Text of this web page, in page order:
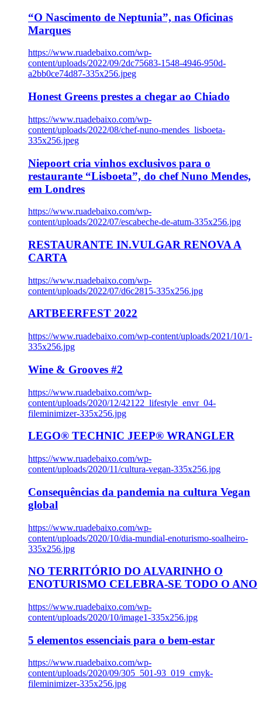
“O Nascimento de Neptunia”, nas Oficinas
Marques
https://www.ruadebaixo.com/wp-
content/uploads/2022/09/2dc75683-1548-4946-950d-
a2bb0ce74d87-335x256.jpeg
Honest Greens prestes a chegar ao Chiado
https://www.ruadebaixo.com/wp-
content/uploads/2022/08/chef-nuno-mendes_lisboeta-
335x256.jpeg
Niepoort cria vinhos exclusivos para o
restaurante “Lisboeta”, do chef Nuno Mendes,
em Londres
https://www.ruadebaixo.com/wp-
content/uploads/2022/07/escabeche-de-atum-335x256.jpg
RESTAURANTE IN.VULGAR RENOVA A
CARTA
https://www.ruadebaixo.com/wp-
content/uploads/2022/07/d6c2815-335x256.jpg
ARTBEERFEST 2022
https://www.ruadebaixo.com/wp-content/uploads/2021/10/1-
335x256.jpg
Wine & Grooves #2
https://www.ruadebaixo.com/wp-
content/uploads/2020/12/42122_lifestyle_envr_04-
fileminimizer-335x256.jpg
LEGO® TECHNIC JEEP® WRANGLER
https://www.ruadebaixo.com/wp-
content/uploads/2020/11/cultura-vegan-335x256.jpg
Consequências da pandemia na cultura Vegan
global
https://www.ruadebaixo.com/wp-
content/uploads/2020/10/dia-mundial-enoturismo-soalheiro-
335x256.jpg
NO TERRITÓRIO DO ALVARINHO O
ENOTURISMO CELEBRA-SE TODO O ANO
https://www.ruadebaixo.com/wp-
content/uploads/2020/10/image1-335x256.jpg
5 elementos essenciais para o bem-estar
https://www.ruadebaixo.com/wp-
content/uploads/2020/09/305_501-93_019_cmyk-
fileminimizer-335x256.jpg